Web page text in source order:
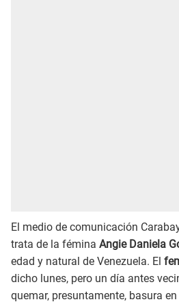
El medio de comunicación
trata de la fémina Angie Daniela
edad y natural de Venezuela. El
dicho lunes, pero un día antes
quemar, presuntamente, basura